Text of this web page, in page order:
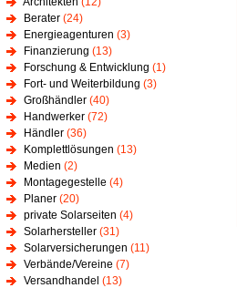
Berater (24)
Energieagenturen (3)
Finanzierung (13)
Forschung & Entwicklung (1)
Fort- und Weiterbildung (3)
Großhändler (40)
Handwerker (72)
Händler (36)
Komplettlösungen (13)
Medien (2)
Montagegestelle (4)
Planer (20)
private Solarseiten (4)
Solarhersteller (31)
Solarversicherungen (11)
Verbände/Vereine (7)
Versandhandel (13)